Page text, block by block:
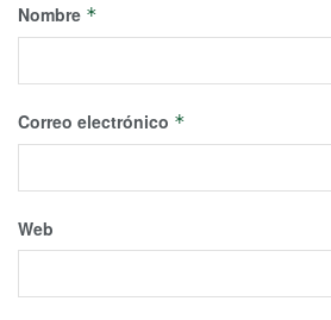
Nombre *
Correo electrónico *
Web